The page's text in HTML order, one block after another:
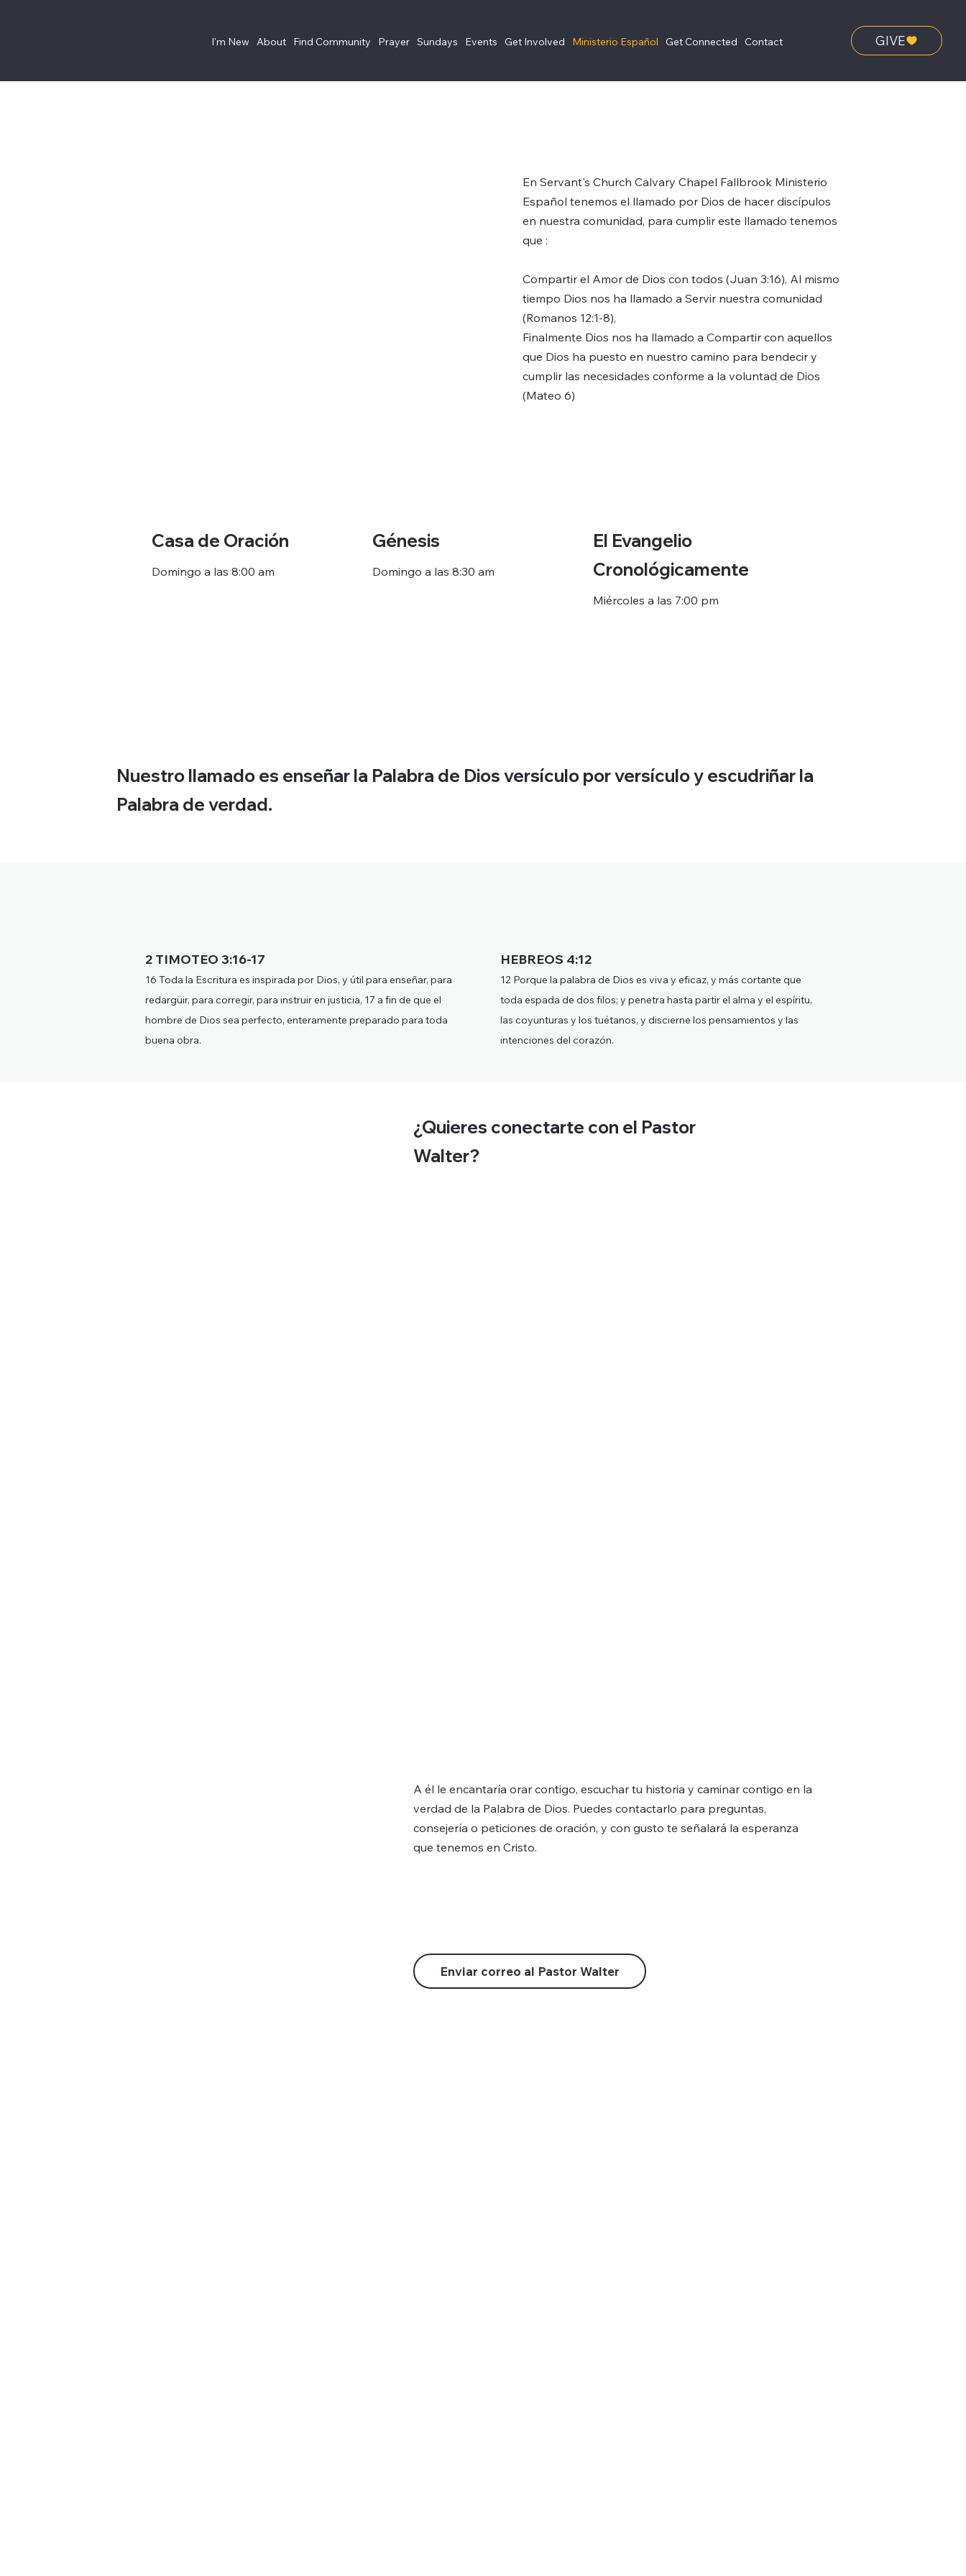
I'm New About Find Community Prayer Sundays Events Get Involved Ministerio Español Get Connected Contact GIVE
En Servant's Church Calvary Chapel Fallbrook Ministerio
Español tenemos el llamado por Dios de hacer discípulos
en nuestra comunidad, para cumplir este llamado tenemos
que :
Compartir el Amor de Dios con todos (Juan 3:16), Al mismo
tiempo Dios nos ha llamado a Servir nuestra comunidad
(Romanos 12:1-8),
Finalmente Dios nos ha llamado a Compartir con aquellos
que Dios ha puesto en nuestro camino para bendecir y
cumplir las necesidades conforme a la voluntad de Dios
(Mateo 6)
Casa de Oración
Domingo a las 8:00 am
Génesis
Domingo a las 8:30 am
El Evangelio
Cronológicamente
Miércoles a las 7:00 pm
Nuestro llamado es enseñar la Palabra de Dios versículo por versículo y escudriñar la
Palabra de verdad.
2 TIMOTEO 3:16-17
16 Toda la Escritura es inspirada por Dios, y útil para enseñar, para
redargüir, para corregir, para instruir en justicia, 17 a fin de que el
hombre de Dios sea perfecto, enteramente preparado para toda
buena obra.
HEBREOS 4:12
12 Porque la palabra de Dios es viva y eficaz, y más cortante que
toda espada de dos filos; y penetra hasta partir el alma y el espíritu,
las coyunturas y los tuétanos, y discierne los pensamientos y las
intenciones del corazón.
¿Quieres conectarte con el Pastor
Walter?
A él le encantaría orar contigo, escuchar tu historia y caminar contigo en la
verdad de la Palabra de Dios. Puedes contactarlo para preguntas,
consejería o peticiones de oración, y con gusto te señalará la esperanza
que tenemos en Cristo.
Enviar correo al Pastor Walter